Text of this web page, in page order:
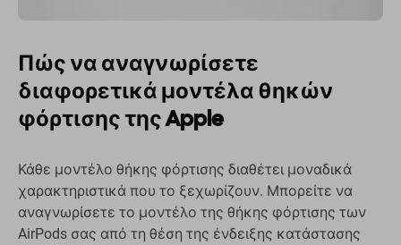
Πώς να αναγνωρίσετε
διαφορετικά μοντέλα θηκών
φόρτισης της Apple
Κάθε μοντέλο θήκης φόρτισης διαθέτει μοναδικά
χαρακτηριστικά που το ξεχωρίζουν. Μπορείτε να
αναγνωρίσετε το μοντέλο της θήκης φόρτισης των
AirPods σας από τη θέση της ένδειξης κατάστασης